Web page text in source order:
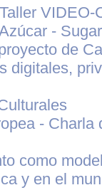
-
de
digitales,
- Charla
como
y en el